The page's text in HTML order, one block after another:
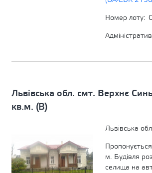
Номер лоту
Львівська обл. смт. Верхнє
кв.м. (В)
Львівська
м. Будівля
селища на